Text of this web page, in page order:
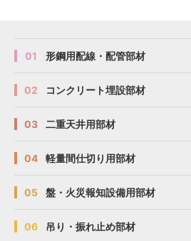
01 形鋼用配線・配管部材
02 コンクリート埋設部材
03 二重天井用部材
04 軽量間仕切り用部材
05 盤・火災報知設備用部材
06 吊り・振れ止め部材